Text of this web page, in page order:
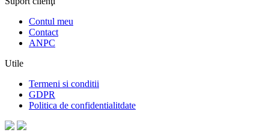
Contul meu
Contact
ANPC
Utile
Termeni si conditii
GDPR
Politica de confidentialitdate